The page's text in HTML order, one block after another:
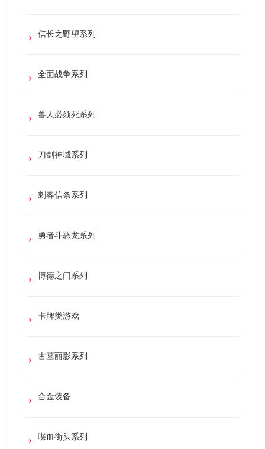
信长之野望系列
全面战争系列
兽人必须死系列
刀剑神域系列
刺客信条系列
勇者斗恶龙系列
博德之门系列
卡牌类游戏
古墓丽影系列
合金装备
喋血街头系列